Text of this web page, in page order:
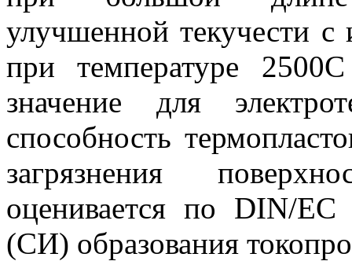
улучшенной текучести с
при температуре
значение для
способность
загрязнения
оценивается по DIN/ЕС
(СИ) образования